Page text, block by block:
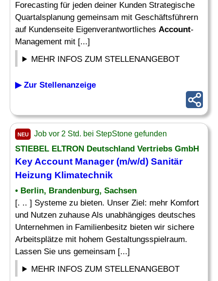
Forecasting für jeden deiner Kunden Strategische
Quartalsplanung gemeinsam mit Geschäftsführern
auf Kundenseite Eigenverantwortliches Account-
Management mit [...]
MEHR INFOS ZUM STELLENANGEBOT
▶ Zur Stellenanzeige
NEU Job vor 2 Std. bei StepStone gefunden
STIEBEL ELTRON Deutschland Vertriebs GmbH
Key Account Manager(m/w/d) Sanitär
Heizung Klimatechnik
• Berlin, Brandenburg, Sachsen
[. .. ] Systeme zu bieten. Unser Ziel: mehr Komfort
und Nutzen zuhause Als unabhängiges deutsches
Unternehmen in Familienbesitz bieten wir sichere
Arbeitsplätze mit hohem Gestaltungsspielraum.
Lassen Sie uns gemeinsam [...]
MEHR INFOS ZUM STELLENANGEBOT